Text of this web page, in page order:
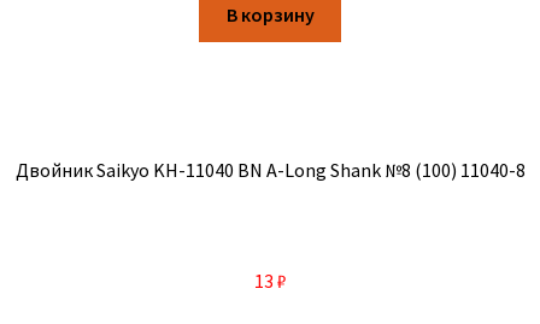
В корзину
Двойник Saikyo KH-11040 BN A-Long Shank №8 (100) 11040-8
13 ₽